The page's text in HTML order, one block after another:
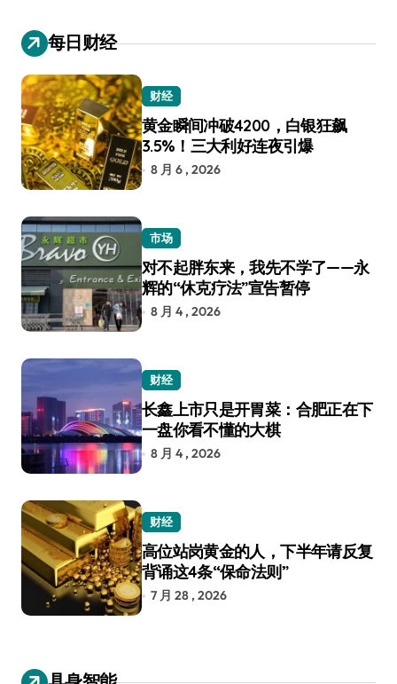
每日财经
财经
黄金瞬间冲破4200，白银狂飙
3.5%！三大利好连夜引爆
8 月 6 , 2026
市场
对不起胖东来，我先不学了——永
辉的“休克疗法”宣告暂停
8 月 4 , 2026
财经
长鑫上市只是开胃菜：合肥正在下
一盘你看不懂的大棋
8 月 4 , 2026
财经
高位站岗黄金的人，下半年请反复
背诵这4条“保命法则”
7 月 28 , 2026